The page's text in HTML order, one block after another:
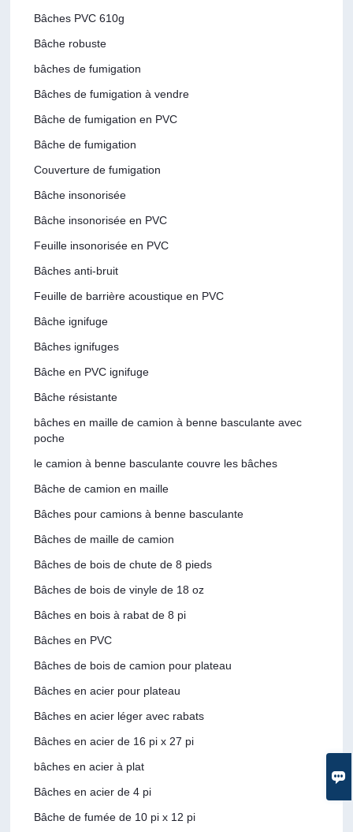

Bâches PVC 610g
Bâche robuste
bâches de fumigation
Bâches de fumigation à vendre
Bâche de fumigation en PVC
Bâche de fumigation
Couverture de fumigation
Bâche insonorisée
Bâche insonorisée en PVC
Feuille insonorisée en PVC
Bâches anti-bruit
Feuille de barrière acoustique en PVC
Bâche ignifuge
Bâches ignifuges
Bâche en PVC ignifuge
Bâche résistante
bâches en maille de camion à benne basculante avec
poche
le camion à benne basculante couvre les bâches
Bâche de camion en maille
Bâches pour camions à benne basculante
Bâches de maille de camion
Bâches de bois de chute de 8 pieds
Bâches de bois de vinyle de 18 oz
Bâches en bois à rabat de 8 pi
Bâches en PVC
Bâches de bois de camion pour plateau
Bâches en acier pour plateau
Bâches en acier léger avec rabats
Bâches en acier de 16 pi x 27 pi
bâches en acier à plat
Bâches en acier de 4 pi
Bâche de fumée de 10 pi x 12 pi